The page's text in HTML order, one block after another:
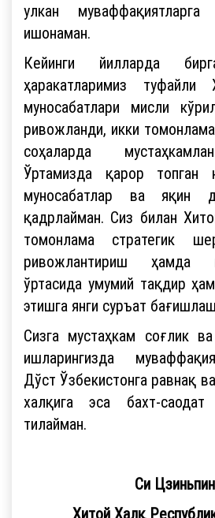
улкан
ишонаман.
Кейинги йилларда
ҳаракатларимиз туфайли
муносабатлари мисли
ривожланди, икки
соҳаларда
Ўртамизда қарор топган
муносабатлар ва яқин
қадрлайман. Сиз билан
томонлама стратегик
ривожлантириш ҳамда
ўртасида умумий тақдир
этишга янги суръат
Сизга мустаҳкам соғлик
ишларингизда
Дўст Ўзбекистонга равнақ
халқига эса бахт-
тилайман.
Си
Хитой Халқ